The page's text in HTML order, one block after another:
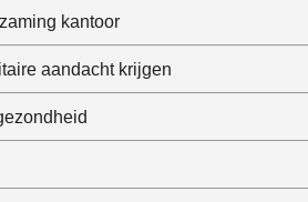
kantoor
aandacht krijgen